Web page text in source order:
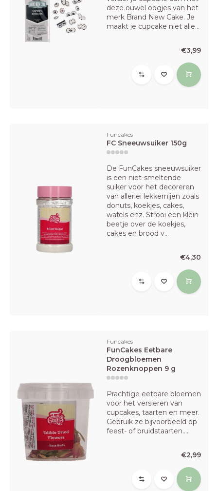
deze ouwel oogjes van het
merk Brand New Cake. Je
maakt je cupcake niet alle...
€3,99
Funcakes
FC Sneeuwsuiker 150g
De FunCakes sneeuwsuiker
is een niet-smeltende
suiker voor het decoreren
van allerlei lekkernijen zoals
donuts, koekjes, cakes,
wafels enz. Strooi een klein
beetje over de koekjes,
cakes en brood v...
€4,30
Funcakes
FunCakes Eetbare
Droogbloemen
Rozenknoppen 9 g
Prachtige eetbare bloemen
voor het versieren van
cupcakes, taarten en meer.
Gebruik ze bijvoorbeeld op
feest- of bruidstaarten....
€2,99